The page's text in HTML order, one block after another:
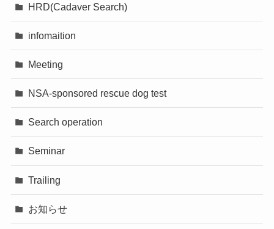
HRD(Cadaver Search)
infomaition
Meeting
NSA-sponsored rescue dog test
Search operation
Seminar
Trailing
お知らせ